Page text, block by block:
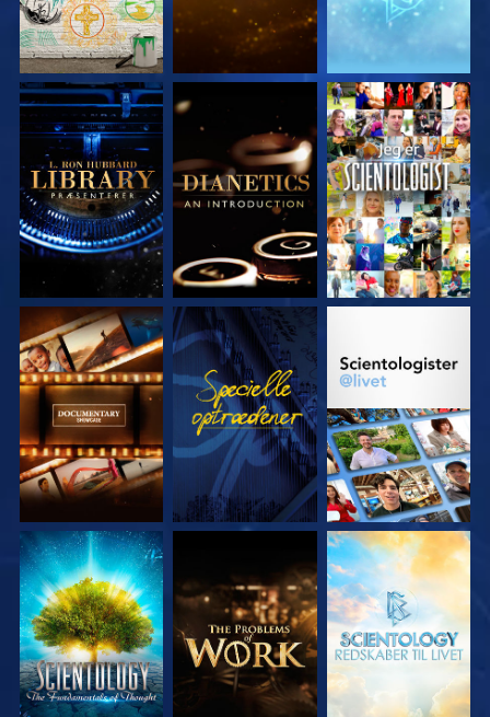
UDFORSK SERIEN UDFORSK SERIEN SE
UDFORSK SERIEN SE UDFORSK SERIEN
UDFORSK SERIEN UDFORSK SERIEN UDFORSK SERIEN